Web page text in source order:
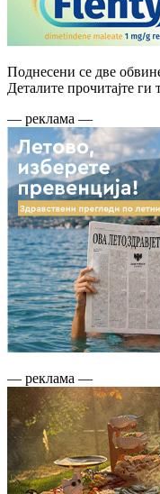
Поднесени се две
Деталите прочитајте ги
— реклама —
— реклама —